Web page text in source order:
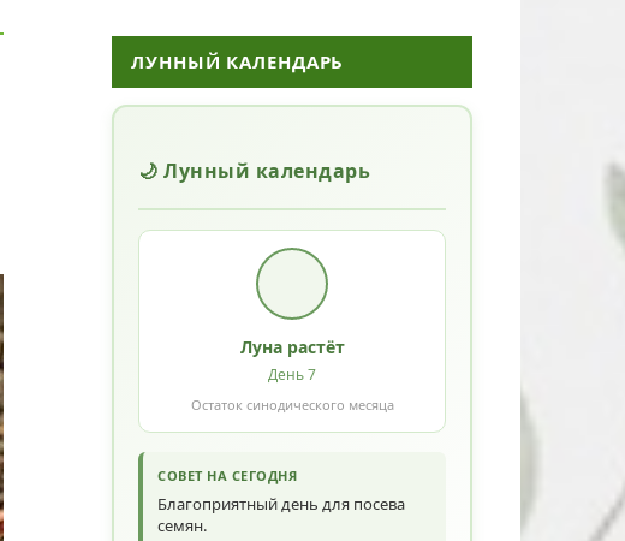
ЛУННЫЙ КАЛЕНДАРЬ
🌙 Лунный календарь
Луна растёт
День 7
Остаток синодического месяца
СОВЕТ НА СЕГОДНЯ
Благоприятный день для посева
семян.